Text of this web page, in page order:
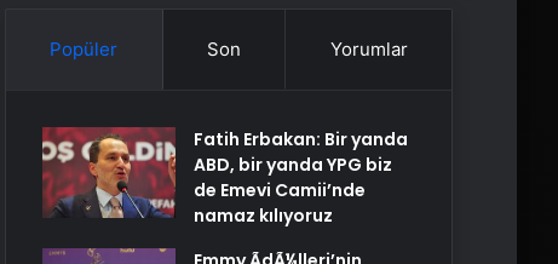
Popüler Son Yorumlar
Fatih Erbakan: Bir yanda
ABD, bir yanda YPG biz
de Emevi Camii’nde
namaz kılıyoruz